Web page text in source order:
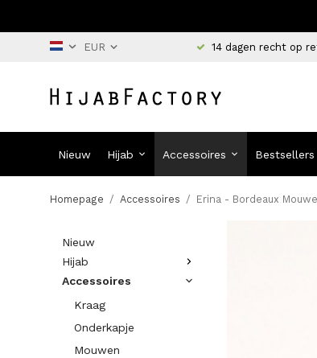
14 dagen recht op
Nieuw Hijab Accessoires Bestsellers
Homepage / Accessoires / Erina - Bordeaux
Nieuw
Hijab
Accessoires
Kraag
Onderkapje
Mouwen